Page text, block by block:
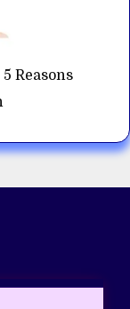
5 Reasons